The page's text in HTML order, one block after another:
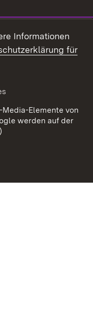
Informationen
für
Elemente von
werden auf der